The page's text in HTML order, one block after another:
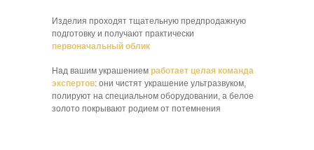
Изделия проходят тщательную предпродажную
подготовку и получают практически
первоначальный облик
Над вашим украшением работает целая команда
экспертов: они чистят украшение ультразвуком,
полируют на специальном оборудовании, а белое
золото покрывают родием от потемнения